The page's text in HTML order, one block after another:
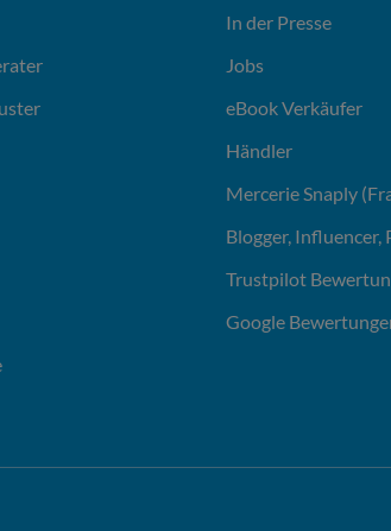
In der Presse
Jobs
eBook Verkäufer
Händler
Mercerie Snaply
Blogger, Influencer,
Trustpilot
Google